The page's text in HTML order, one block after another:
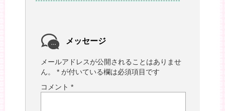
メッセージ
メールアドレスが公開されることはありませ
ん。
* が付いている欄は必須項目です
コメント *